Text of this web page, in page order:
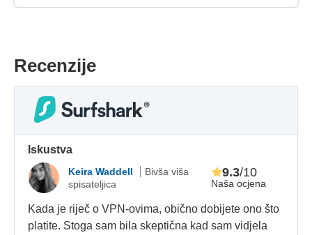
Recenzije
Iskustva
Keira Waddell
Bivša viša
spisateljica
Naša ocjena
9.3/10
Kada je riječ o VPN-ovima, obično dobijete ono što
platite. Stoga sam bila skeptična kad sam vidjela